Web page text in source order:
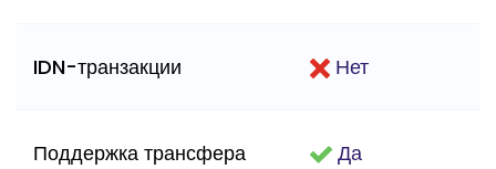
IDN-транзакции Нет
Поддержка трансфера Да